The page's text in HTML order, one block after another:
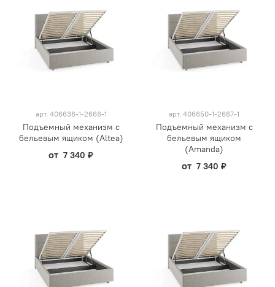
арт. 406636-1-2666-1
Подъемный механизм с
бельевым ящиком (Altea)
от 7 340 ₽
арт. 406650-1-2667-1
Подъемный механизм с
бельевым ящиком
(Amanda)
от 7 340 ₽